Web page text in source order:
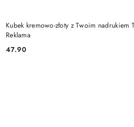
Kubek kremowo-złoty z Twoim nadrukiem
Reklama
Cena:
47.90